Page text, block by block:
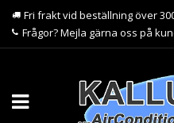
Fri frakt vid beställning över
Frågor? Mejla gärna oss på